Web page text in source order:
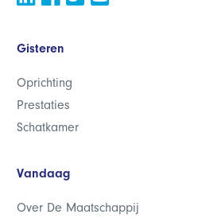
Gisteren
Oprichting
Prestaties
Schatkamer
Vandaag
Over De Maatschappij